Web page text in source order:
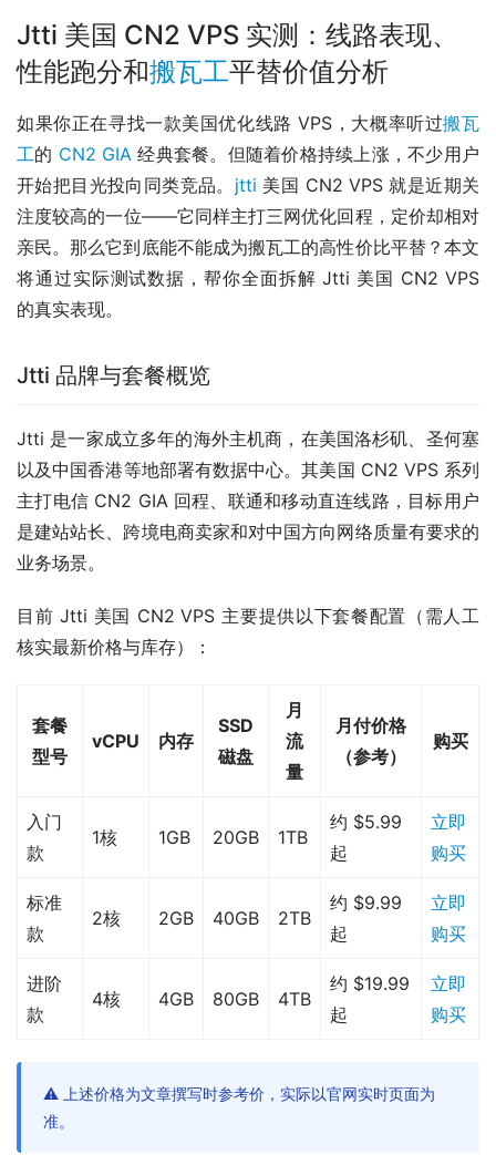
Jtti 美国 CN2 VPS 实测：线路表现、
性能跑分和搬瓦工平替价值分析
如果你正在寻找一款美国优化线路 VPS，大概率听过搬瓦
工的 CN2 GIA 经典套餐。但随着价格持续上涨，不少用户
开始把目光投向同类竞品。 jtti 美国 CN2 VPS 就是近期关
注度较高的一位——它同样主打三网优化回程，定价却相对
亲民。那么它到底能不能成为搬瓦工的高性价比平替？本文
将通过实际测试数据，帮你全面拆解 Jtti 美国 CN2 VPS
的真实表现。
Jtti 品牌与套餐概览
Jtti 是一家成立多年的海外主机商，在美国洛杉矶、圣何塞
以及中国香港等地部署有数据中心。其美国 CN2 VPS 系列
主打电信 CN2 GIA 回程、联通和移动直连线路，目标用户
是建站站长、跨境电商卖家和对中国方向网络质量有要求的
业务场景。
目前 Jtti 美国 CN2 VPS 主要提供以下套餐配置（需人工
核实最新价格与库存）：
套餐
型号
vCPU 内存
SSD
磁盘
月
流
量
月付价格
（参考）
购买
入门
款
1核 1GB 20GB 1TB
约 $5.99
起
立即
购买
标准
款
2核 2GB 40GB 2TB
约 $9.99
起
立即
购买
进阶
款
4核 4GB 80GB 4TB
约 $19.99
起
立即
购买
⚠️ 上述价格为文章撰写时参考价，实际以官网实时页面为
准。